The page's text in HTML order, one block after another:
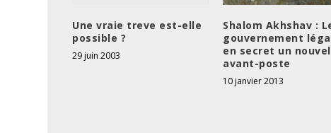
Une vraie treve est-elle
possible ?
29 juin 2003
Shalom Akhshav :
gouvernement
en secret un nouvel
avant-poste
10 janvier 2013